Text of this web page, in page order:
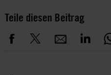
Teile diesen Beitrag